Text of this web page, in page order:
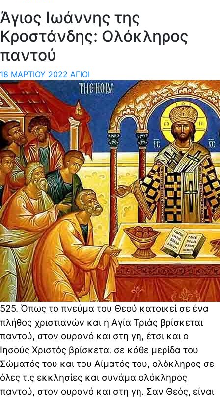
Άγιος Ιωάννης της
Κροστάνδης: Ολόκληρος
παντού
18 ΜΑΡΤΊΟΥ 2022 ΆΓΙΟΙ
525. Όπως το πνεύμα του Θεού κατοικεί σε ένα
πλήθος χριστιανών και η Αγία Τριάς βρίσκεται
παντού, στον ουρανό και στη γη, έτσι και ο
Ιησούς Χριστός βρίσκεται σε κάθε μερίδα του
Σώματός του και του Αίματός του, ολόκληρος σε
όλες τις εκκλησίες και συνάμα ολόκληρος
παντού, στον ουρανό και στη γη. Σαν Θεός, είναι